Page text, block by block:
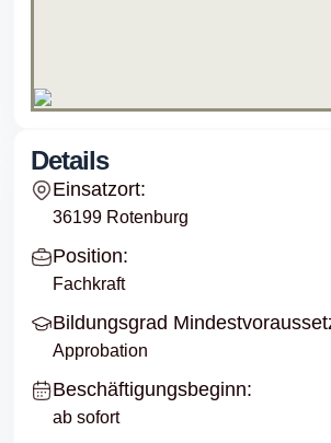
Details
Einsatzort:
36199 Rotenburg
Position:
Fachkraft
Bildungsgrad
Approbation
Beschäftigungsbeginn:
ab sofort